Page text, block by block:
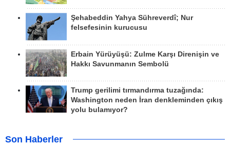
Şehabeddin Yahya Sühreverdî; Nur
felsefesinin kurucusu
Erbain Yürüyüşü: Zulme Karşı Direnişin ve
Hakkı Savunmanın Sembolü
Trump gerilimi tırmandırma tuzağında:
Washington neden İran denkleminden çıkış
yolu bulamıyor?
Son Haberler